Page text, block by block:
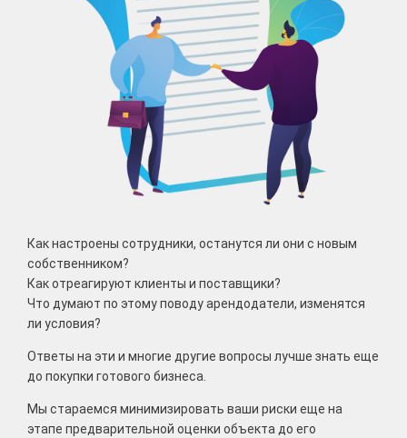
Как настроены сотрудники, останутся ли они с новым
собственником?
Как отреагируют клиенты и поставщики?
Что думают по этому поводу арендодатели, изменятся
ли условия?
Ответы на эти и многие другие вопросы лучше знать еще
до покупки готового бизнеса.
Мы стараемся минимизировать ваши риски еще на
этапе предварительной оценки объекта до его